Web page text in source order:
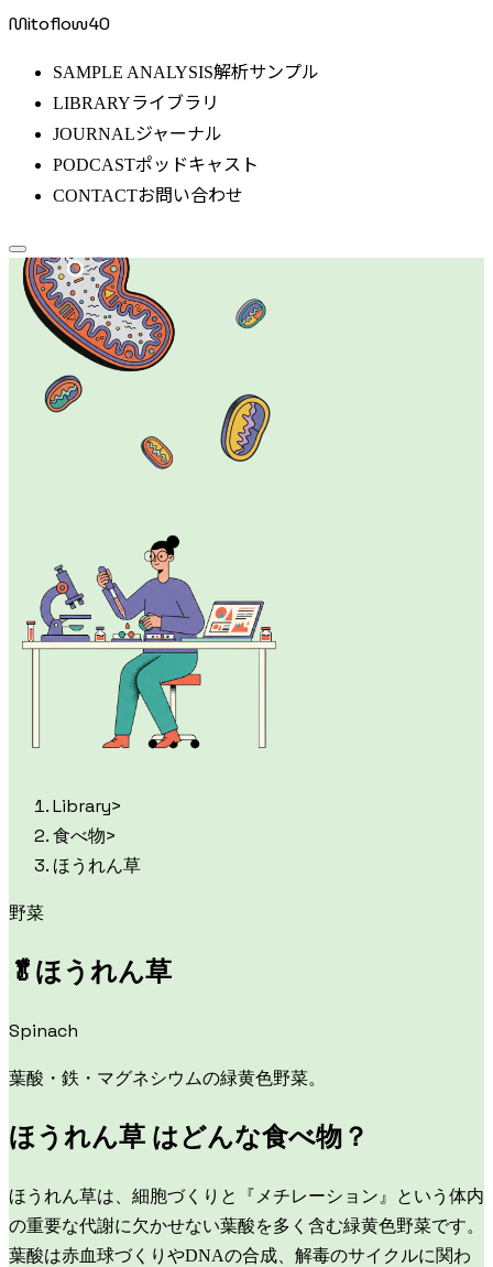
Mitoflow40
SAMPLE ANALYSIS解析サンプル
LIBRARYライブラリ
JOURNALジャーナル
PODCASTポッドキャスト
CONTACTお問い合わせ
Library>
食べ物>
ほうれん草
野菜
🥬ほうれん草
Spinach
葉酸・鉄・マグネシウムの緑黄色野菜。
ほうれん草 はどんな食べ物？
ほうれん草は、細胞づくりと『メチレーション』という体内
の重要な代謝に欠かせない葉酸を多く含む緑黄色野菜です。
葉酸は赤血球づくりやDNAの合成、解毒のサイクルに関わ